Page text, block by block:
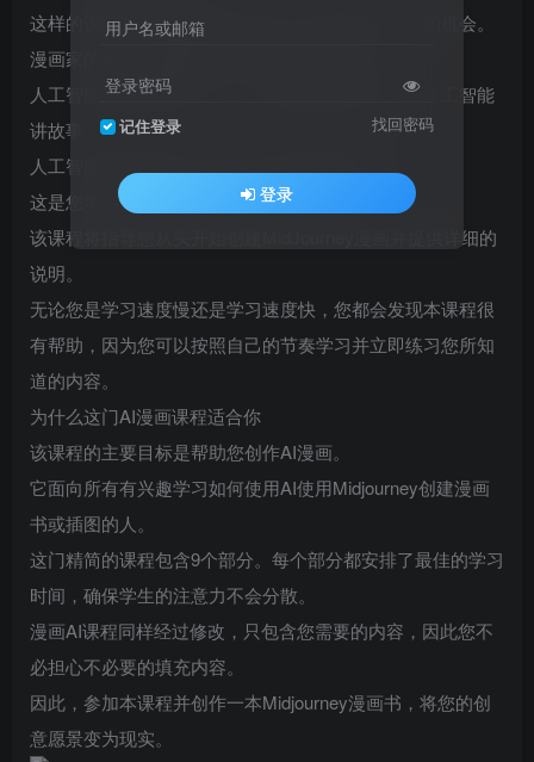
这样的课程可以帮助您充分探索人工智能艺术生成的机会。
漫画家的AI，漫画排版AI工具，漫画人物AI
人工智能漫画脚本编写、人工智能漫画创作课程、人工智能
讲故事
人工智能为积极主动的人创造了新的财富机会。
这是您学习新技能并从中受益匪浅的机会。
该课程将指导您从头开始创建MidJourney漫画并提供详细的
说明。
无论您是学习速度慢还是学习速度快，您都会发现本课程很
有帮助，因为您可以按照自己的节奏学习并立即练习您所知
道的内容。
为什么这门AI漫画课程适合你
该课程的主要目标是帮助您创作AI漫画。
它面向所有有兴趣学习如何使用AI使用Midjourney创建漫画
书或插图的人。
这门精简的课程包含9个部分。每个部分都安排了最佳的学习
时间，确保学生的注意力不会分散。
漫画AI课程同样经过修改，只包含您需要的内容，因此您不
必担心不必要的填充内容。
因此，参加本课程并创作一本Midjourney漫画书，将您的创
意愿景变为现实。
用户名或邮箱
登录密码
记住登录 找回密码
登录